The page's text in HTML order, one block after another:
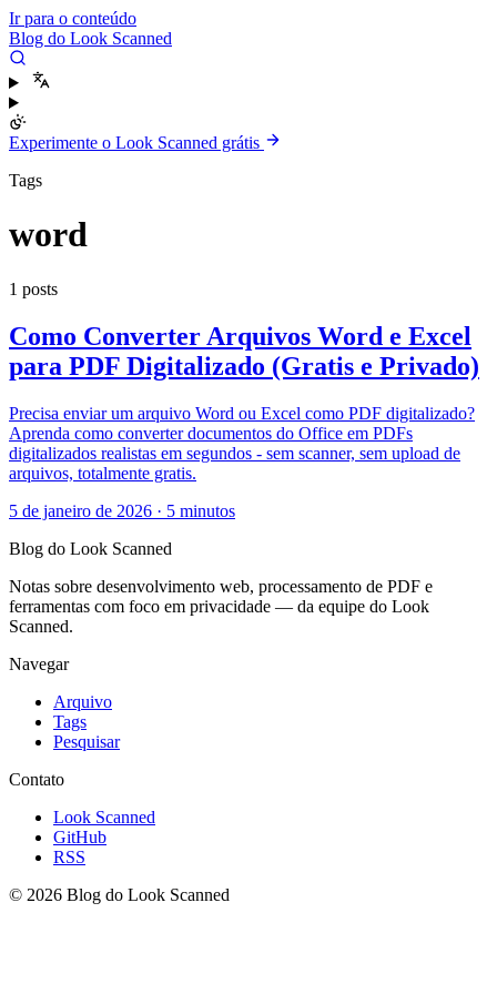
Ir para o conteúdo
Blog do Look Scanned
Experimente o Look Scanned grátis
Tags
word
1 posts
Como Converter Arquivos Word e Excel
para PDF Digitalizado (Gratis e Privado)
Precisa enviar um arquivo Word ou Excel como PDF digitalizado?
Aprenda como converter documentos do Office em PDFs
digitalizados realistas em segundos - sem scanner, sem upload de
arquivos, totalmente gratis.
5 de janeiro de 2026 · 5 minutos
Blog do Look Scanned
Notas sobre desenvolvimento web, processamento de PDF e
ferramentas com foco em privacidade — da equipe do Look
Scanned.
Navegar
Arquivo
Tags
Pesquisar
Contato
Look Scanned
GitHub
RSS
© 2026 Blog do Look Scanned